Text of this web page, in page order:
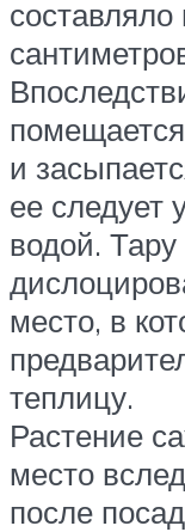
и
ее следует
водой.
место, в
теплицу.
Растение
место
после